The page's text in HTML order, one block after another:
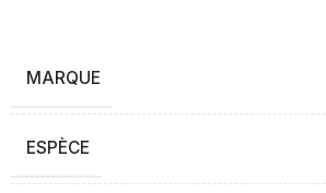
MARQUE
ESPÈCE